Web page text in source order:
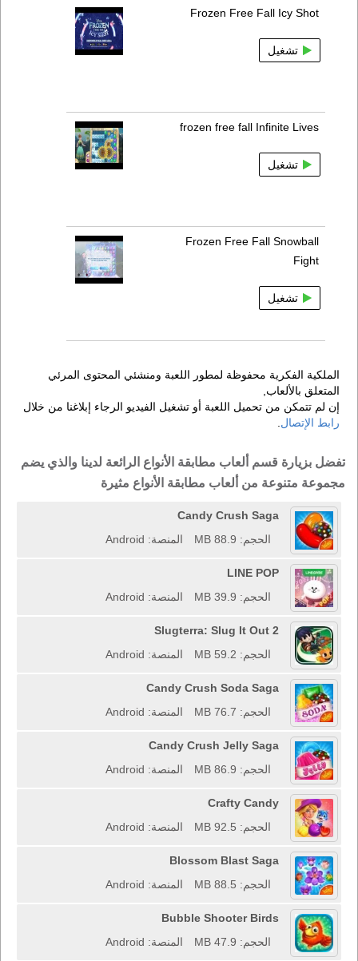
Frozen Free Fall Icy Shot
تشغيل
frozen free fall Infinite Lives
تشغيل
Frozen Free Fall Snowball
Fight
تشغيل
الملكية الفكرية محفوظة لمطور اللعبة ومنشئي المحتوى المرئي
المتعلق بالألعاب,
إن لم تتمكن من تحميل اللعبة أو تشغيل الفيديو الرجاء إبلاغنا من خلال
رابط الإتصال
تفضل بزيارة قسم ألعاب مطابقة الأنواع الرائعة لدينا والذي يضم
مجموعة متنوعة من ألعاب مطابقة الأنواع مثيرة
Candy Crush Saga
الحجم: 88.9 MB
المنصة: Android
LINE POP
الحجم: 39.9 MB
المنصة: Android
Slugterra: Slug It Out 2
الحجم: 59.2 MB
المنصة: Android
Candy Crush Soda Saga
الحجم: 76.7 MB
المنصة: Android
Candy Crush Jelly Saga
الحجم: 86.9 MB
المنصة: Android
Crafty Candy
الحجم: 92.5 MB
المنصة: Android
Blossom Blast Saga
الحجم: 88.5 MB
المنصة: Android
Bubble Shooter Birds
الحجم: 47.9 MB
المنصة: Android